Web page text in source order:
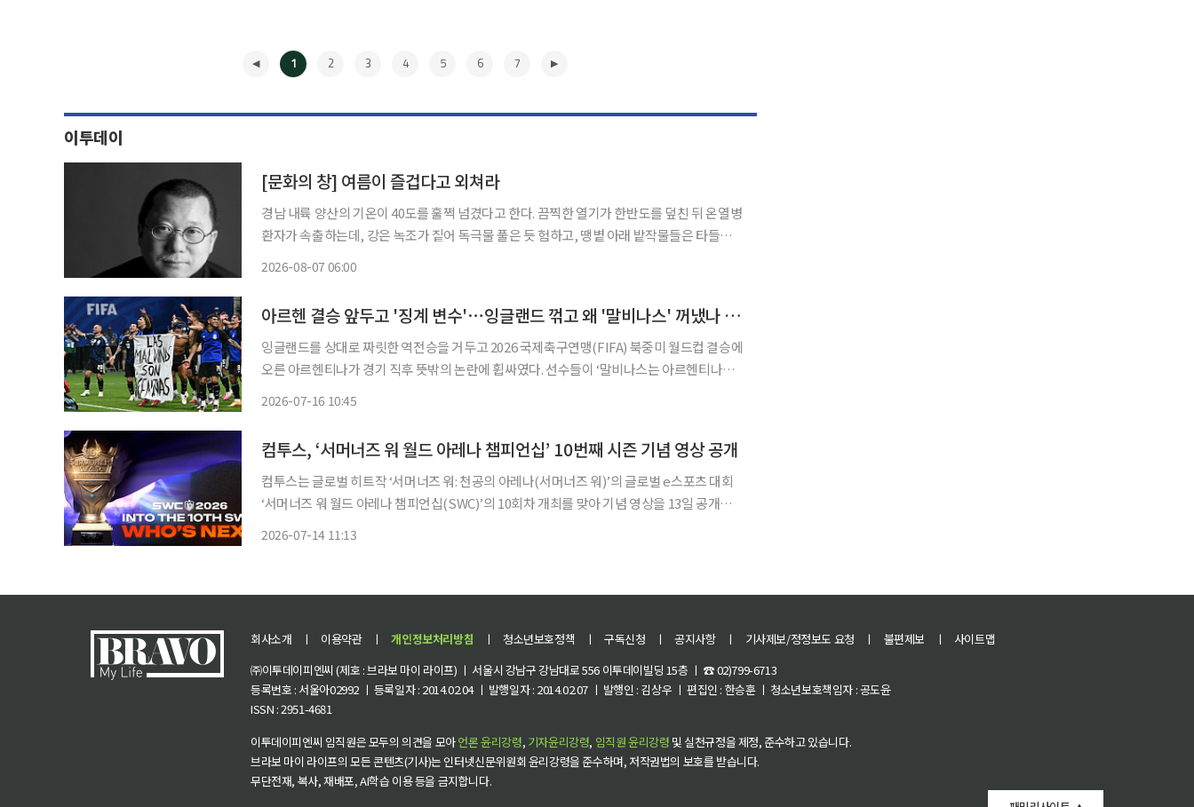
1 2 3 4 5 6 7
이투데이
[문화의 창] 여름이 즐겁다고 외쳐라
경남 내륙 양산의 기온이 40도를 훌쩍 넘겼다고 한다. 끔찍한 열기가 한반도를 덮친 뒤 온열병
환자가 속출하는데, 강은 녹조가 짙어 독극물 풀은 듯 험하고, 땡볕 아래 밭작물들은 타들어
2026-08-07 06:00
아르헨 결승 앞두고 '징계 변수'⋯잉글랜드 꺾고 왜 '말비나스' 꺼냈나 [북중미 월드컵]
잉글랜드를 상대로 짜릿한 역전승을 거두고 2026 국제축구연맹(FIFA) 북중미 월드컵 결승에
오른 아르헨티나가 경기 직후 뜻밖의 논란에 휩싸였다. 선수들이 ‘말비나스는 아르헨티나의
2026-07-16 10:45
컴투스, ‘서머너즈 워 월드 아레나 챔피언십’ 10번째 시즌 기념 영상 공개
컴투스는 글로벌 히트작 ‘서머너즈 워: 천공의 아레나(서머너즈 워)’의 글로벌 e스포츠 대회
‘서머너즈 워 월드 아레나 챔피언십(SWC)’의 10회차 개최를 맞아 기념 영상을 13일 공개했
2026-07-14 11:13
회사소개 ㅣ 이용약관 ㅣ 개인정보처리방침 ㅣ 청소년보호정책 ㅣ 구독신청 ㅣ 공지사항 ㅣ 기사제보/정정보도 요청 ㅣ 불편제보 ㅣ
사이트맵
㈜이투데이피엔씨 (제호 : 브라보 마이 라이프) ㅣ 서울시 강남구 강남대로 556 이투데이빌딩 15층 ㅣ ☎ 02)799-6713
등록번호 : 서울아02992 ㅣ 등록일자 : 2014.02.04 ㅣ 발행일자 : 2014.02.07 ㅣ 발행인 : 김상우 ㅣ 편집인 : 한승훈 ㅣ 청소년보호책임자 : 공도윤
ISSN : 2951-4681
이투데이피엔씨 임직원은 모두의 의견을 모아언론 윤리강령, 기자윤리강령, 임직원 윤리강령 및 실천규정을 제정, 준수하고 있습니다.
브라보 마이 라이프의 모든 콘텐츠(기사)는 인터넷신문위원회 윤리강령을 준수하며, 저작권법의 보호를 받습니다.
무단전재, 복사, 재배포, AI학습 이용 등을 금지합니다.